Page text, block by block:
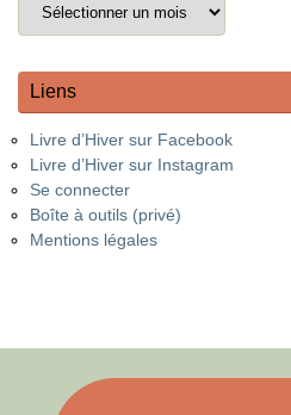
Liens
Livre d’Hiver sur Facebook
Livre d’Hiver sur Instagram
Se connecter
Boîte à outils (privé)
Mentions légales